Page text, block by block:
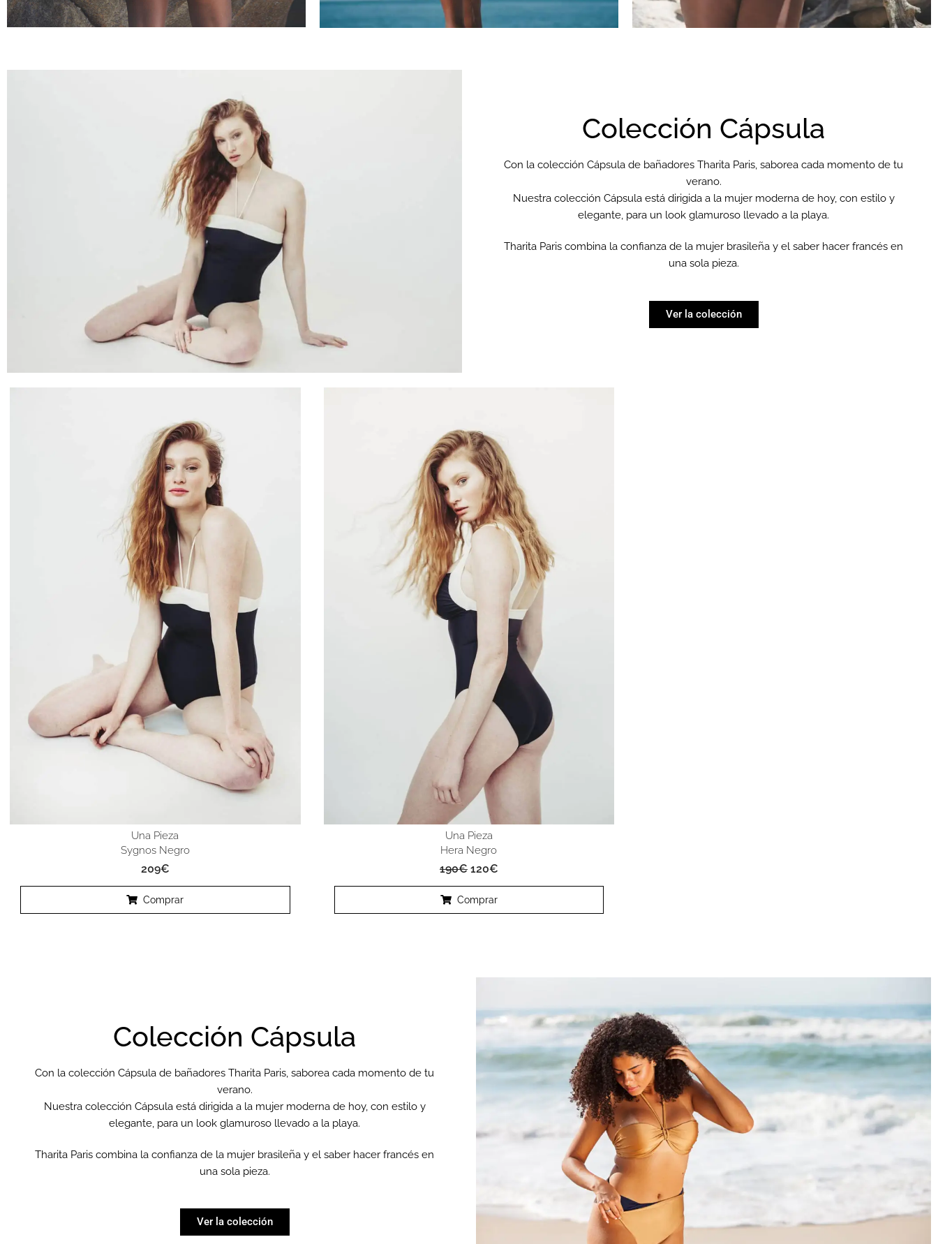
Colección Cápsula
Con la colección Cápsula de bañadores Tharita Paris, saborea cada momento de tu
verano.
Nuestra colección Cápsula está dirigida a la mujer moderna de hoy, con estilo y
elegante, para un look glamuroso llevado a la playa.
Tharita Paris combina la confianza de la mujer brasileña y el saber hacer francés en
una sola pieza.
Ver la colección
Una Pieza
Sygnos Negro
209€
Comprar
Una Pieza
Hera Negro
190€ 120€
Comprar
Colección Cápsula
Con la colección Cápsula de bañadores Tharita Paris, saborea cada momento de tu
verano.
Nuestra colección Cápsula está dirigida a la mujer moderna de hoy, con estilo y
elegante, para un look glamuroso llevado a la playa.
Tharita Paris combina la confianza de la mujer brasileña y el saber hacer francés en
una sola pieza.
Ver la colección